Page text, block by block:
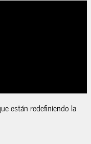
están redefiniendo la